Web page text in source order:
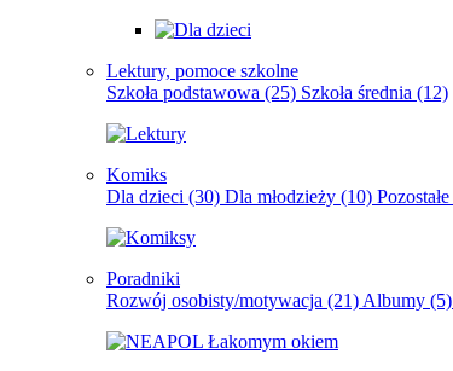
Lektury, pomoce szkolne
Szkoła podstawowa (25) Szkoła średnia (12)
Komiks
Dla dzieci (30) Dla młodzieży (10) Pozostałe
Poradniki
Rozwój osobisty/motywacja (21) Albumy (5)